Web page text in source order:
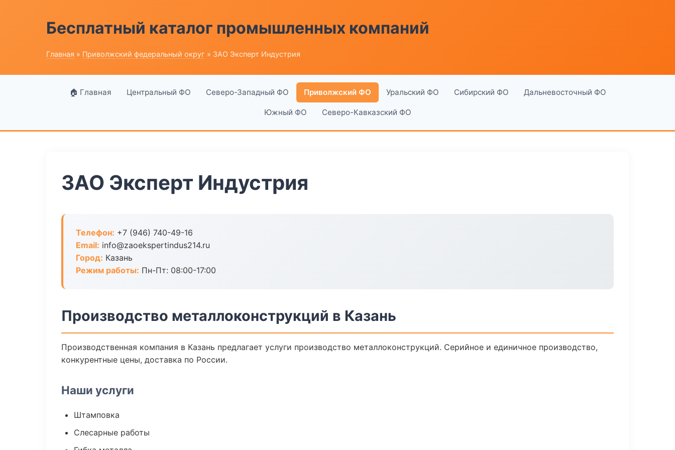
Бесплатный каталог промышленных компаний
Главная » Приволжский федеральный округ » ЗАО Эксперт Индустрия
🏠 Главная Центральный ФО Северо-Западный ФО Приволжский ФО Уральский ФО Сибирский ФО Дальневосточный ФО
Южный ФО Северо-Кавказский ФО
ЗАО Эксперт Индустрия
Телефон: +7 (946) 740-49-16
Email: info@zaoekspertindus214.ru
Город: Казань
Режим работы: Пн-Пт: 08:00-17:00
Производство металлоконструкций в Казань
Производственная компания в Казань предлагает услуги производство металлоконструкций. Серийное и единичное производство,
конкурентные цены, доставка по России.
Наши услуги
Штамповка
Слесарные работы